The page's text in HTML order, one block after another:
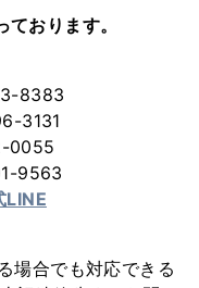
おります。
8383
3131
0055
9563
LINE
場合でも対応できる